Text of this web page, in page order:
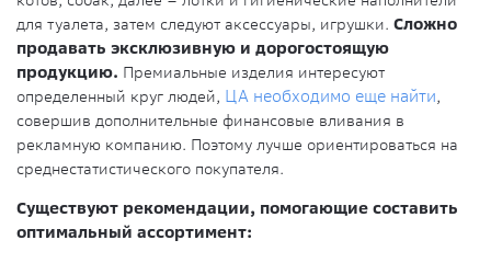
для туалета, затем следуют аксессуары, игрушки. Сложно
продавать эксклюзивную и дорогостоящую
продукцию. Премиальные изделия интересуют
определенный круг людей, ЦА необходимо еще найти,
совершив дополнительные финансовые вливания в
рекламную компанию. Поэтому лучше ориентироваться на
среднестатистического покупателя.
Существуют рекомендации, помогающие составить
оптимальный ассортимент: